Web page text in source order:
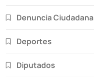
Denuncia Ciudadana
Deportes
Diputados